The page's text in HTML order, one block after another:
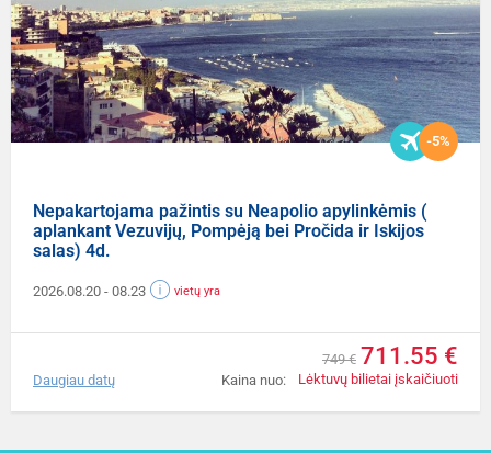
-5%
Nepakartojama pažintis su Neapolio apylinkėmis (
aplankant Vezuvijų, Pompėją bei Pročida ir Iskijos
salas) 4d.
2026.08.20 - 08.23 vietų yra
Kaina nuo:
749 € 711.55 €
Lėktuvų bilietai įskaičiuoti
Daugiau datų